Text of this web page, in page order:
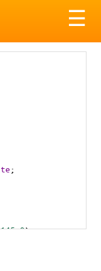
☰
;
145,0);